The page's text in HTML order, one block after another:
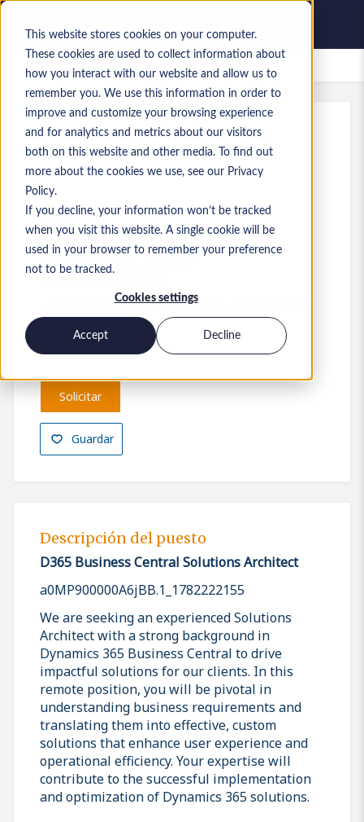
This website stores cookies on your computer.
These cookies are used to collect information about
how you interact with our website and allow us to
remember you. We use this information in order to
improve and customize your browsing experience
and for analytics and metrics about our visitors
both on this website and other media. To find out
more about the cookies we use, see our Privacy
Policy.
If you decline, your information won’t be tracked
when you visit this website. A single cookie will be
used in your browser to remember your preference
not to be tracked.
Cookies settings
Accept Decline
Empleos guardados
Ref. :a0MP900000A6jBB.1_1782222155
D365 Business Central Solutions
Architect
USA
80 US$ to 100 US$ USD
Competencias: MS Dynamics 365 Business
Central
Nivel:Senior
Guardar
Solicitar
Descripción del puesto
D365 Business Central Solutions Architect
a0MP900000A6jBB.1_1782222155
We are seeking an experienced Solutions
Architect with a strong background in
Dynamics 365 Business Central to drive
impactful solutions for our clients. In this
remote position, you will be pivotal in
understanding business requirements and
translating them into effective, custom
solutions that enhance user experience and
operational efficiency. Your expertise will
contribute to the successful implementation
and optimization of Dynamics 365 solutions.